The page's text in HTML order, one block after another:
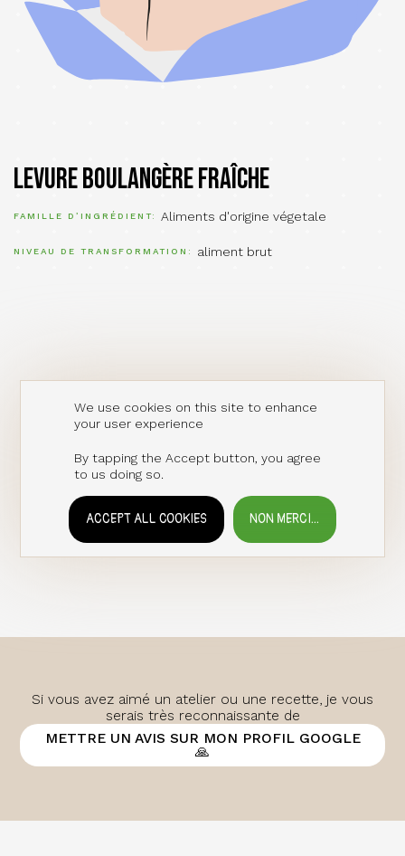
Levure boulangère fraîche
FAMILLE D’INGRÉDIENT Aliments d'origine végetale
NIVEAU DE TRANSFORMATION aliment brut
Si vous avez aimé un atelier ou une recette, je vous
serais très reconnaissante de
METTRE UN AVIS SUR MON PROFIL GOOGLE
🙏
We use cookies on this site to enhance
your user experience
By tapping the Accept button, you agree
to us doing so.
NON MERCI...
ACCEPT ALL COOKIESWITHDRAW CONSENT